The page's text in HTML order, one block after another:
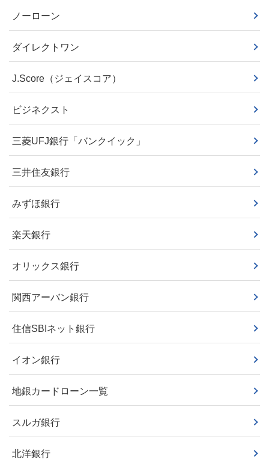
ノーローン
ダイレクトワン
J.Score（ジェイスコア）
ビジネクスト
三菱UFJ銀行「バンクイック」
三井住友銀行
みずほ銀行
楽天銀行
オリックス銀行
関西アーバン銀行
住信SBIネット銀行
イオン銀行
地銀カードローン一覧
スルガ銀行
北洋銀行